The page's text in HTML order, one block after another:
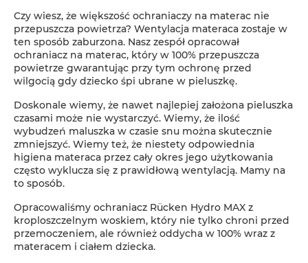
Czy wiesz, że większość ochraniaczy na materac nie
przepuszcza powietrza? Wentylacja materaca zostaje w
ten sposób zaburzona. Nasz zespół opracował
ochraniacz na materac, który w 100% przepuszcza
powietrze gwarantując przy tym ochronę przed
wilgocią gdy dziecko śpi ubrane w pieluszkę.
Doskonale wiemy, że nawet najlepiej założona pieluszka
czasami może nie wystarczyć. Wiemy, że ilość
wybudzeń maluszka w czasie snu można skutecznie
zmniejszyć. Wiemy też, że niestety odpowiednia
higiena materaca przez cały okres jego użytkowania
często wyklucza się z prawidłową wentylacją. Mamy na
to sposób.
Opracowaliśmy ochraniacz Rücken Hydro MAX z
kroploszczelnym woskiem, który nie tylko chroni przed
przemoczeniem, ale również oddycha w 100% wraz z
materacem i ciałem dziecka.